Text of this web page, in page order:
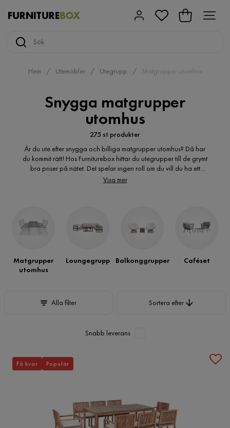
Hem Utemöbler Utegrupp Matgrupper utomhus
Snygga matgrupper
utomhus
275 st produkter
Är du ute efter snygga och billiga matgrupper utomhus? Då har
du kommit rätt! Hos Furniturebox hittar du utegrupper till de grymt
bra priser på nätet. Det spelar ingen roll om du vill du ha ett
klassiskt eller modernt uttryck, hos Furniturebox hittar du flera
söker. Altanmöbler online i många olika varianter och utföranden
Visa mer
Matgrupper
utomhus
Loungegrupp Balkonggrupper Caféset
Alla filter Sortera efter
Snabb leverans
Få kvar Populär